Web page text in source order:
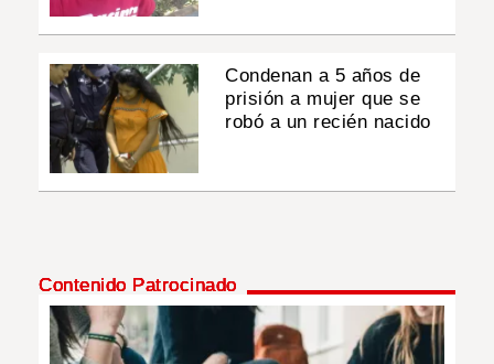
Condenan a 5 años de
prisión a mujer que se
robó a un recién nacido
Contenido Patrocinado